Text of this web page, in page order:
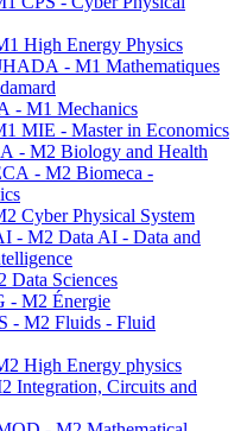
High Energy Physics
- M1 Mathematiques
- M1 Mechanics
MIE - Master in Economics
- M2 Biology and Health
- M2 Biomeca -
Cyber Physical System
- M2 Data AI - Data and
Data Sciences
- M2 Énergie
- M2 Fluids - Fluid
High Energy physics
Integration, Circuits and